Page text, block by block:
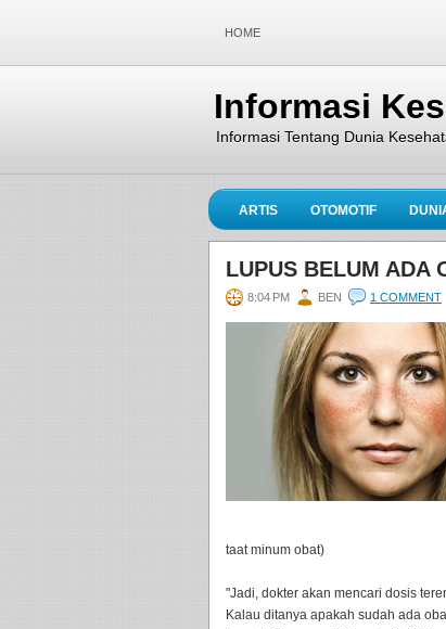
HOME
Informasi
Informasi Tentang Dunia
ARTIS OTOMOTIF
LUPUS BELUM ADA
8:04 PM BEN 1 COMMENT
taat minum obat)
"Jadi, dokter akan mencari dosis
Kalau ditanya apakah sudah ada